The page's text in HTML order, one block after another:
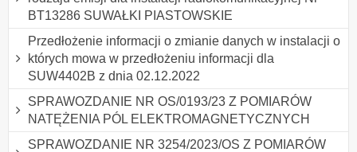
BT13286 SUWAŁKI PIASTOWSKIE
Przedłożenie informacji o zmianie danych w instalacji o
których mowa w przedłożeniu informacji dla
SUW4402B z dnia 02.12.2022
SPRAWOZDANIE NR OS/0193/23 Z POMIARÓW
NATĘŻENIA PÓL ELEKTROMAGNETYCZNYCH
SPRAWOZDANIE NR 3254/2023/OS Z POMIARÓW